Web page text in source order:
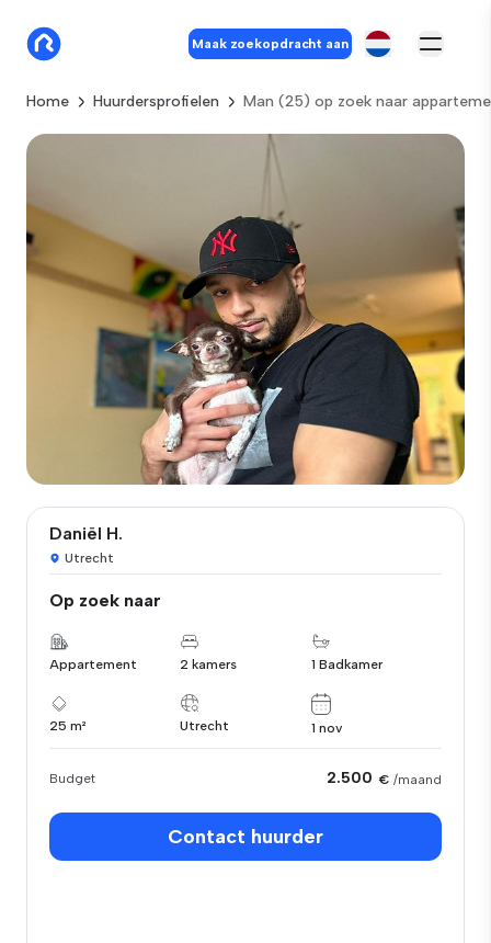
Maak zoekopdracht aan
Home Huurdersprofielen Man (25) op zoek naar
Daniël H.
Utrecht
Op zoek naar
Appartement 2 kamers 1 Badkamer
25 m² Utrecht 1 nov
Budget 2.500 € /maand
Contact huurder